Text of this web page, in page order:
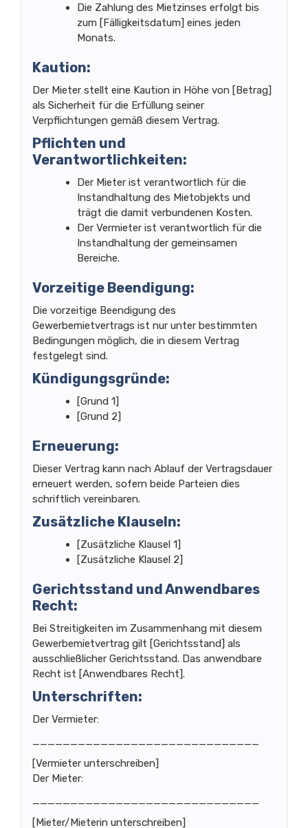
Die Zahlung des Mietzinses erfolgt bis
zum [Fälligkeitsdatum] eines jeden
Monats.
Kaution:
Der Mieter stellt eine Kaution in Höhe von [Betrag]
als Sicherheit für die Erfüllung seiner
Verpflichtungen gemäß diesem Vertrag.
Pflichten und
Verantwortlichkeiten:
Der Mieter ist verantwortlich für die
Instandhaltung des Mietobjekts und
trägt die damit verbundenen Kosten.
Der Vermieter ist verantwortlich für die
Instandhaltung der gemeinsamen
Bereiche.
Vorzeitige Beendigung:
Die vorzeitige Beendigung des
Gewerbemietvertrags ist nur unter bestimmten
Bedingungen möglich, die in diesem Vertrag
festgelegt sind.
Kündigungsgründe:
[Grund 1]
[Grund 2]
Erneuerung:
Dieser Vertrag kann nach Ablauf der Vertragsdauer
erneuert werden, sofern beide Parteien dies
schriftlich vereinbaren.
Zusätzliche Klauseln:
[Zusätzliche Klausel 1]
[Zusätzliche Klausel 2]
Gerichtsstand und Anwendbares
Recht:
Bei Streitigkeiten im Zusammenhang mit diesem
Gewerbemietvertrag gilt [Gerichtsstand] als
ausschließlicher Gerichtsstand. Das anwendbare
Recht ist [Anwendbares Recht].
Unterschriften:
Der Vermieter:
[Vermieter unterschreiben]
Der Mieter:
[Mieter/Mieterin unterschreiben]